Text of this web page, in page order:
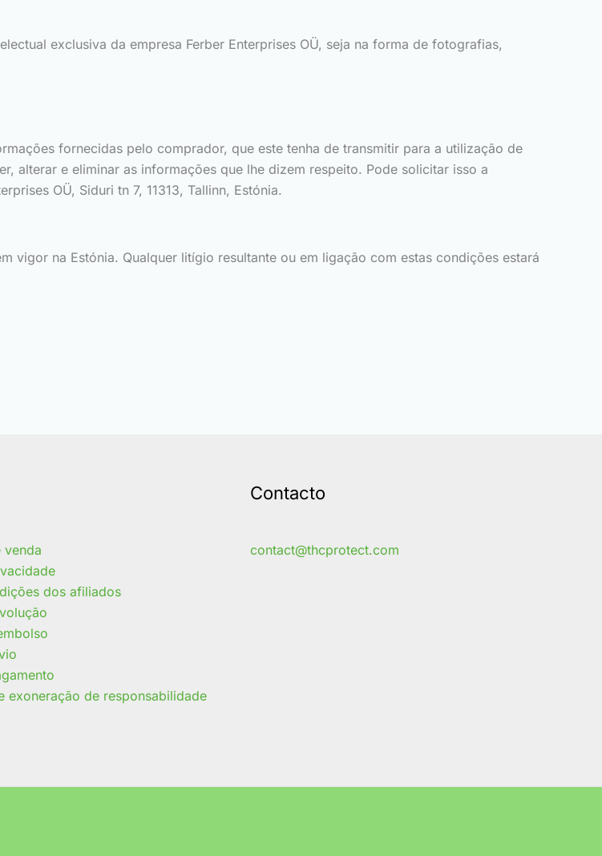
exclusiva da empresa Ferber Enterprises OÜ, seja na forma de fotografias,
fornecidas pelo comprador, que este tenha de transmitir para a utilização de
alterar e eliminar as informações que lhe dizem respeito. Pode solicitar isso a
OÜ, Siduri tn 7, 11313, Tallinn, Estónia.
vigor na Estónia. Qualquer litígio resultante ou em ligação com estas condições estará
venda
dos afiliados
exoneração de responsabilidade
Contacto
contact@thcprotect.com